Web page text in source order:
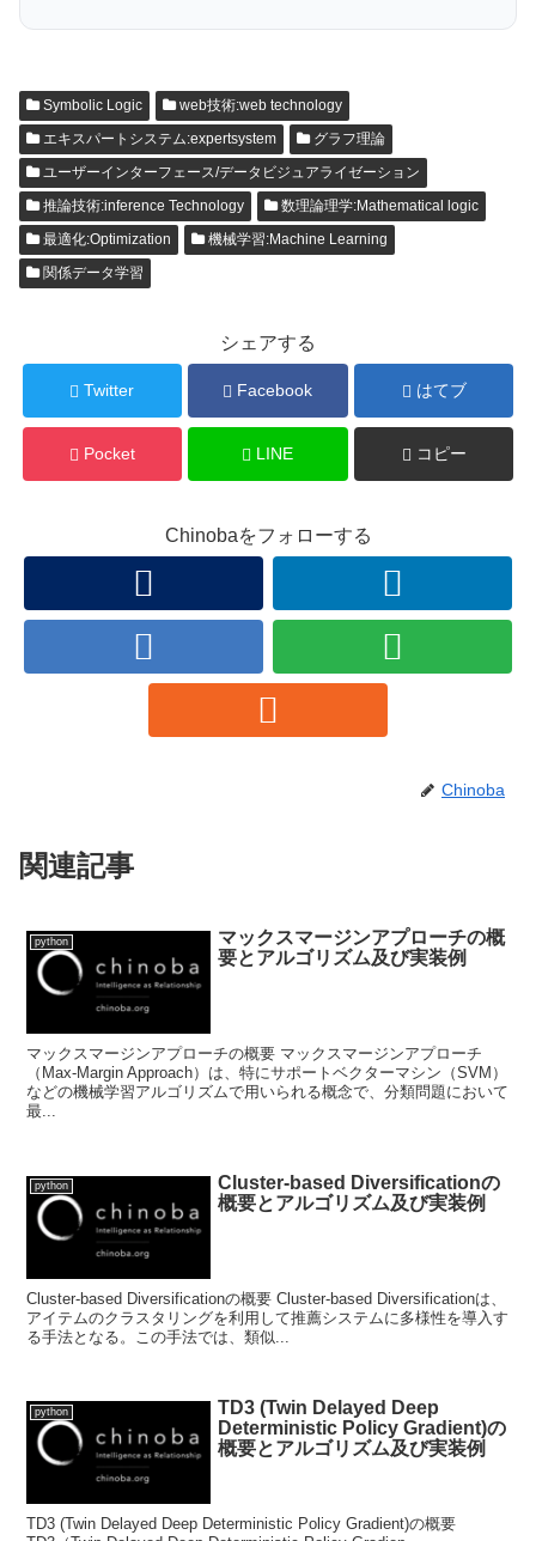
Symbolic Logic
web技術:web technology
エキスパートシステム:expertsystem
グラフ理論
ユーザーインターフェース/データビジュアライゼーション
推論技術:inference Technology
数理論理学:Mathematical logic
最適化:Optimization
機械学習:Machine Learning
関係データ学習
シェアする
Twitter Facebook はてブ
Pocket LINE コピー
Chinobaをフォローする
Chinoba
関連記事
python
マックスマージンアプローチの概
要とアルゴリズム及び実装例
マックスマージンアプローチの概要 マックスマージンアプローチ
（Max-Margin Approach）は、特にサポートベクターマシン（SVM）
などの機械学習アルゴリズムで用いられる概念で、分類問題において
最...
python
Cluster-based Diversificationの
概要とアルゴリズム及び実装例
Cluster-based Diversificationの概要 Cluster-based Diversificationは、
アイテムのクラスタリングを利用して推薦システムに多様性を導入す
る手法となる。この手法では、類似...
python
TD3 (Twin Delayed Deep
Deterministic Policy Gradient)の
概要とアルゴリズム及び実装例
TD3 (Twin Delayed Deep Deterministic Policy Gradient)の概要